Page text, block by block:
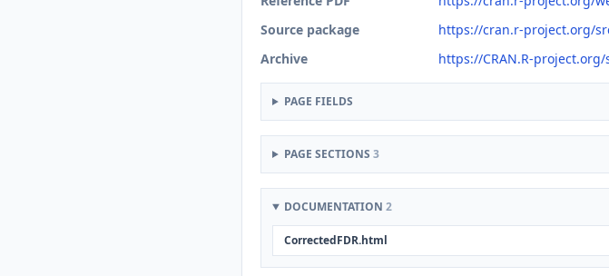
Source package
https://cran.r-project.org/
Archive
https://CRAN.R-
PAGE FIELDS
PAGE SECTIONS 3
DOCUMENTATION 2
CorrectedFDR.html